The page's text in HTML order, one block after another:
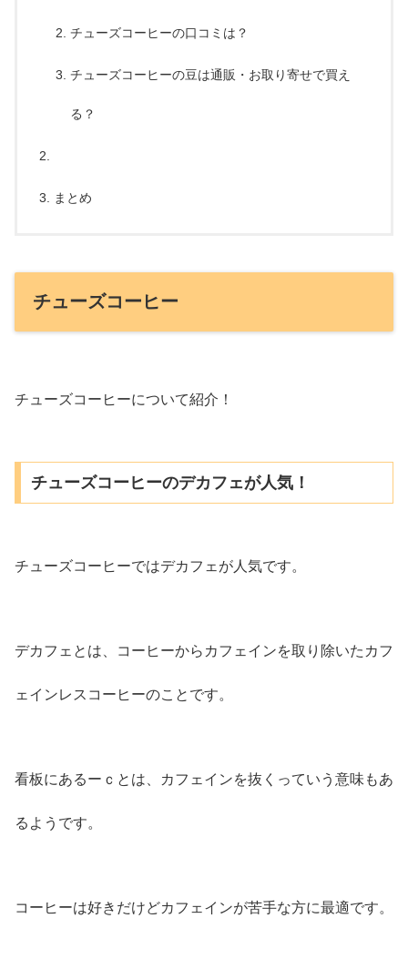
チューズコーヒーの口コミは？
チューズコーヒーの豆は通販・お取り寄せで買え
る？
まとめ
チューズコーヒー
チューズコーヒーについて紹介！
チューズコーヒーのデカフェが人気！
チューズコーヒーではデカフェが人気です。
デカフェとは、コーヒーからカフェインを取り除いたカフ
ェインレスコーヒーのことです。
看板にあるーｃとは、カフェインを抜くっていう意味もあ
るようです。
コーヒーは好きだけどカフェインが苦手な方に最適です。